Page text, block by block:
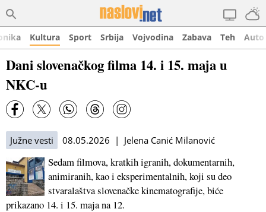
Kultura Sport Srbija Vojvodina Zabava Teh Auto
Dani slovenačkog filma 14. i 15. maja u
NKC-u
Južne vesti 08.05.2026 | Jelena Canić Milanović
Sedam filmova, kratkih igranih, dokumentarnih,
animiranih, kao i eksperimentalnih, koji su deo
stvaralaštva slovenačke kinematografije, biće
prikazano 14. i 15. maja na 12.